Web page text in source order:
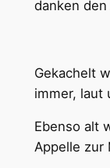
danken
Gekachelt
immer, laut
Ebenso alt
Appelle zur